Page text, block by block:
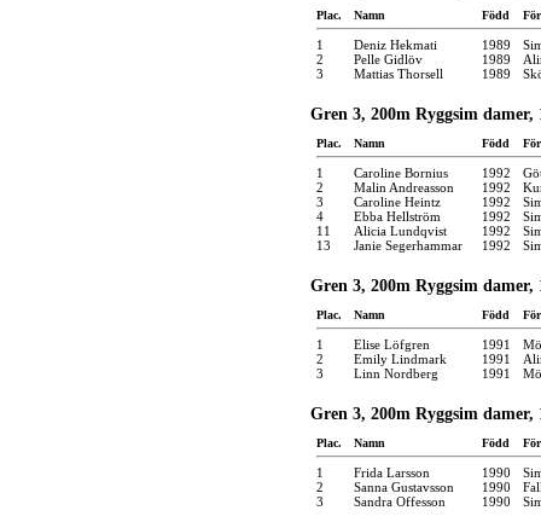
Plac. Namn Född
1 Deniz Hekmati 1989
2
Pelle Gidlöv 1989
3
Mattias Thorsell 1989
Gren 3, 200m Ryggsim damer,
Plac. Namn Född
1 Caroline Bornius 1992
2
Malin Andreasson 1992
3
Caroline Heintz 1992
4
Ebba Hellström 1992
11
Alicia Lundqvist 1992
13
Janie Segerhammar 1992
Gren 3, 200m Ryggsim damer,
Plac. Namn Född
1 Elise Löfgren 1991
2
Emily Lindmark 1991
3
Linn Nordberg 1991
Gren 3, 200m Ryggsim damer,
Plac. Namn Född
1 Frida Larsson 1990
2
Sanna Gustavsson 1990
3
Sandra Offesson 1990